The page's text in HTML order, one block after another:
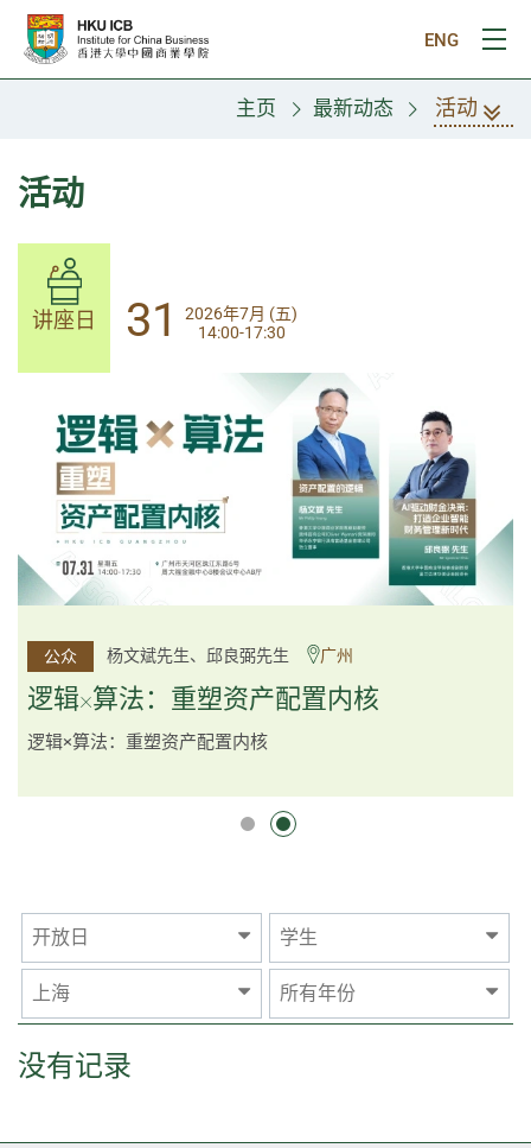
跳往主要内容
ENG
打
主页 最新动态 活动
活动
讲座日 14
2026年8月 (五)
13:30-17:00
公众
李邱敬贤女士 Ms Rosemarie Yau、潘天佑博士 Dr Tim
Pan、李国平先生 Mr Guoping Li
深圳
讲座日 31
2026年7月 (五)
14:00-17:30
公众 杨文斌先生、邱良弼先生 广州
逻辑×算法：重塑资产配置内核
逻辑×算法：重塑资产配置内核
开放日 学生
上海 所有年份
没有记录